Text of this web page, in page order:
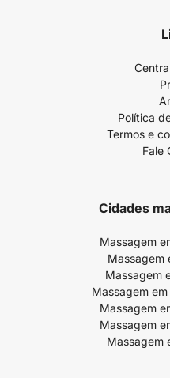
Política
Termos e
Fale
Cidades
Massagem
Massagem
Massagem
Massagem
Massagem
Massagem
Massagem